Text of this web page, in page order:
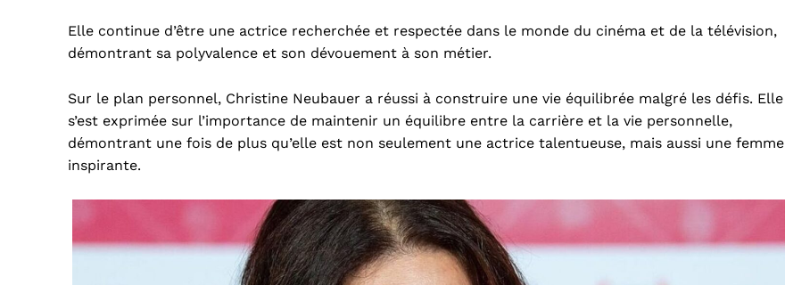
Elle continue d’être une actrice recherchée et respectée dans le monde du cinéma et de la télévision,
démontrant sa polyvalence et son dévouement à son métier.
Sur le plan personnel, Christine Neubauer a réussi à construire une vie équilibrée malgré les défis. Elle
s’est exprimée sur l’importance de maintenir un équilibre entre la carrière et la vie personnelle,
démontrant une fois de plus qu’elle est non seulement une actrice talentueuse, mais aussi une femme
inspirante.